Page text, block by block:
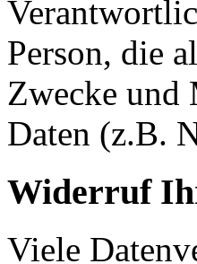
Person, die
Zwecke und
Daten (z.B.
Widerruf
Viele